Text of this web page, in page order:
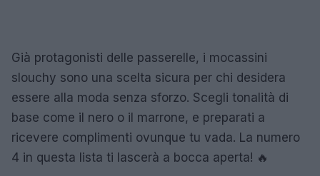
Già protagonisti delle passerelle, i mocassini
slouchy sono una scelta sicura per chi desidera
essere alla moda senza sforzo. Scegli tonalità di
base come il nero o il marrone, e preparati a
ricevere complimenti ovunque tu vada. La numero
4 in questa lista ti lascerà a bocca aperta! 🔥